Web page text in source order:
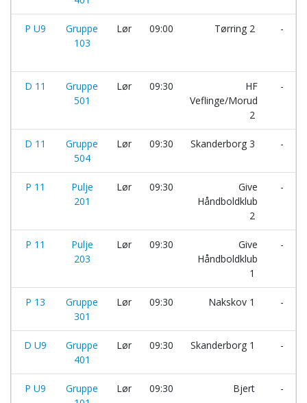
P U9
Gruppe
103
Lør 09:00 Tørring 2 -
D 11
Gruppe
501
Lør 09:30
HF
Veflinge/Morud
2
-
D 11
Gruppe
504
Lør 09:30 Skanderborg 3 -
P 11
Pulje
201
Lør 09:30
Give
Håndboldklub
2
-
P 11
Pulje
203
Lør 09:30
Give
Håndboldklub
1
-
P 13
Gruppe
301
Lør 09:30 Nakskov 1 -
D U9
Gruppe
401
Lør 09:30 Skanderborg 1 -
P U9
Gruppe
Lør 09:30 Bjert -